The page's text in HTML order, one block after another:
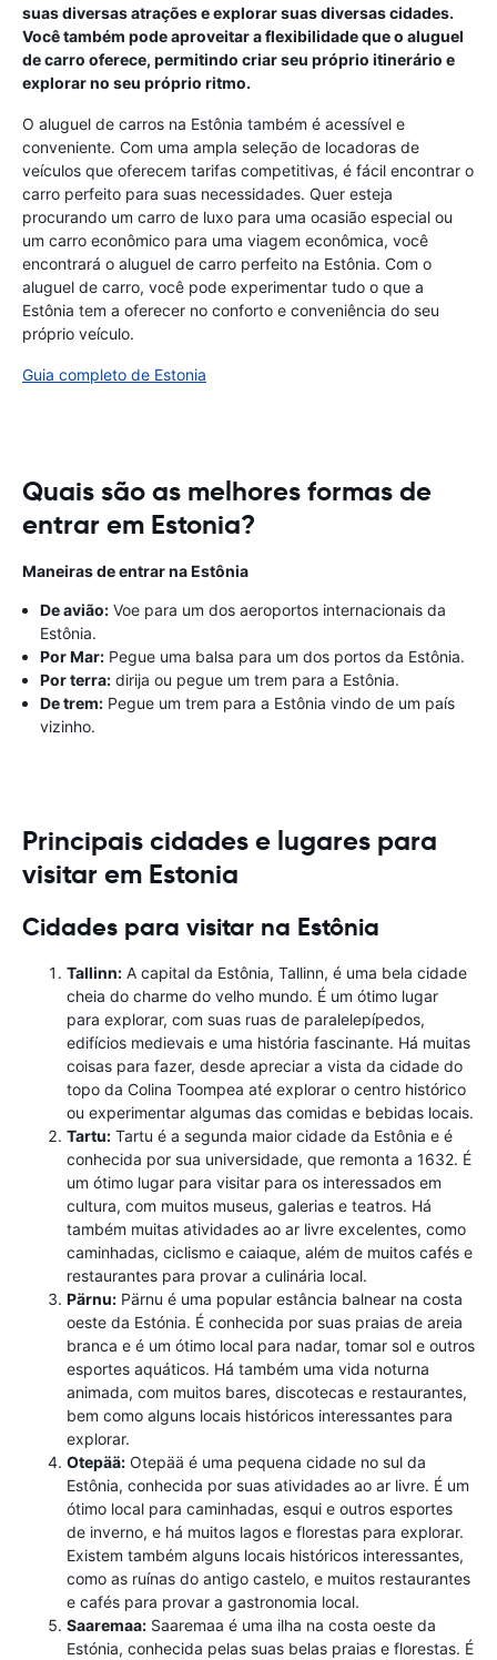
suas diversas atrações e explorar suas diversas cidades.
Você também pode aproveitar a flexibilidade que o aluguel
de carro oferece, permitindo criar seu próprio itinerário e
explorar no seu próprio ritmo.
O aluguel de carros na Estônia também é acessível e
conveniente. Com uma ampla seleção de locadoras de
veículos que oferecem tarifas competitivas, é fácil encontrar o
carro perfeito para suas necessidades. Quer esteja
procurando um carro de luxo para uma ocasião especial ou
um carro econômico para uma viagem econômica, você
encontrará o aluguel de carro perfeito na Estônia. Com o
aluguel de carro, você pode experimentar tudo o que a
Estônia tem a oferecer no conforto e conveniência do seu
próprio veículo.
Guia completo de Estonia
Quais são as melhores formas de
entrar em Estonia?
Maneiras de entrar na Estônia
De avião: Voe para um dos aeroportos internacionais da
Estônia.
Por Mar: Pegue uma balsa para um dos portos da Estônia.
Por terra: dirija ou pegue um trem para a Estônia.
De trem: Pegue um trem para a Estônia vindo de um país
vizinho.
Principais cidades e lugares para
visitar em Estonia
Cidades para visitar na Estônia
Tallinn: A capital da Estônia, Tallinn, é uma bela cidade
cheia do charme do velho mundo. É um ótimo lugar
para explorar, com suas ruas de paralelepípedos,
edifícios medievais e uma história fascinante. Há muitas
coisas para fazer, desde apreciar a vista da cidade do
topo da Colina Toompea até explorar o centro histórico
ou experimentar algumas das comidas e bebidas locais.
Tartu: Tartu é a segunda maior cidade da Estônia e é
conhecida por sua universidade, que remonta a 1632. É
um ótimo lugar para visitar para os interessados em
cultura, com muitos museus, galerias e teatros. Há
também muitas atividades ao ar livre excelentes, como
caminhadas, ciclismo e caiaque, além de muitos cafés e
restaurantes para provar a culinária local.
Pärnu: Pärnu é uma popular estância balnear na costa
oeste da Estónia. É conhecida por suas praias de areia
branca e é um ótimo local para nadar, tomar sol e outros
esportes aquáticos. Há também uma vida noturna
animada, com muitos bares, discotecas e restaurantes,
bem como alguns locais históricos interessantes para
explorar.
Otepää: Otepää é uma pequena cidade no sul da
Estônia, conhecida por suas atividades ao ar livre. É um
ótimo local para caminhadas, esqui e outros esportes
de inverno, e há muitos lagos e florestas para explorar.
Existem também alguns locais históricos interessantes,
como as ruínas do antigo castelo, e muitos restaurantes
e cafés para provar a gastronomia local.
Saaremaa: Saaremaa é uma ilha na costa oeste da
Estónia, conhecida pelas suas belas praias e florestas. É